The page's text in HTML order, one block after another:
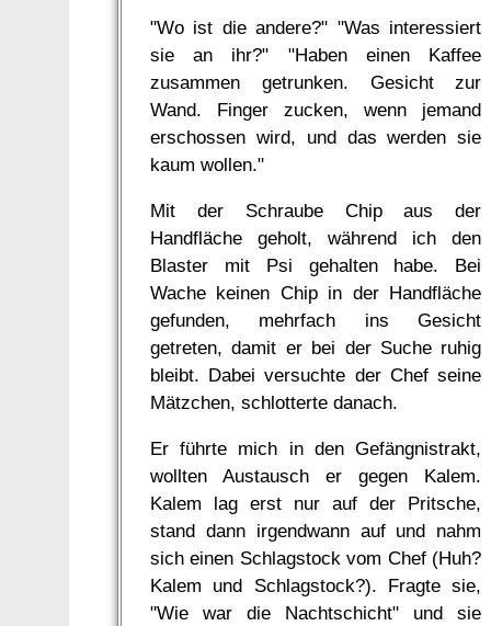
"Wo ist die andere?" "Was interessiert
sie an ihr?" "Haben einen Kaffee
zusammen getrunken. Gesicht zur
Wand. Finger zucken, wenn jemand
erschossen wird, und das werden sie
kaum wollen."
Mit der Schraube Chip aus der
Handfläche geholt, während ich den
Blaster mit Psi gehalten habe. Bei
Wache keinen Chip in der Handfläche
gefunden, mehrfach ins Gesicht
getreten, damit er bei der Suche ruhig
bleibt. Dabei versuchte der Chef seine
Mätzchen, schlotterte danach.
Er führte mich in den Gefängnistrakt,
wollten Austausch er gegen Kalem.
Kalem lag erst nur auf der Pritsche,
stand dann irgendwann auf und nahm
sich einen Schlagstock vom Chef (Huh?
Kalem und Schlagstock?). Fragte sie,
"Wie war die Nachtschicht" und sie